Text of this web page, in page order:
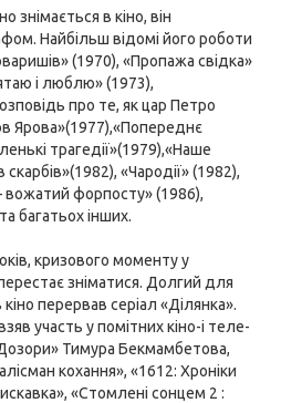
знімається в кіно, він
Найбільш відомі його роботи
(1970), «Пропажа свідка»
і люблю» (1973),
про те, як цар Петро
Ярова»(1977),«Попереднє
трагедії»(1979),«Наше
«Чародії» (1982),
форпосту» (1986),
багатьох інших.
кризового моменту у
зніматися. Долгий для
перервав серіал «Ділянка».
участь у помітних кіно-і теле-
Тимура Бекмамбетова,
кохання», «1612: Хроніки
«Стомлені сонцем 2 :